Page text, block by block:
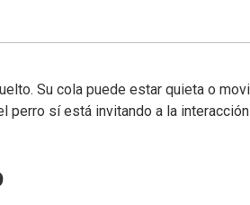
Su cola puede estar quieta o
perro sí está invitando a la